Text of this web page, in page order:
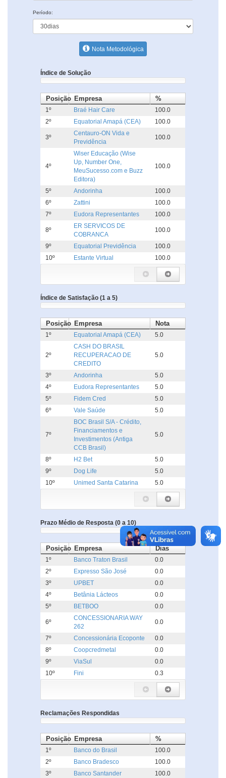
Período:
Nota Metodológica
Índice de Solução
Posição Empresa %
1º Braé Hair Care
100.0
2º
Equatorial Amapá (CEA) 100.0
3º
Centauro-ON Vida e
Previdência
100.0
4º
Wiser Educação (Wise
Up, Number One,
MeuSucesso.com e Buzz
Editora)
100.0
5º Andorinha
100.0
6º
Zattini
100.0
7º
Eudora Representantes 100.0
8º
ER SERVICOS DE
COBRANCA
100.0
9º Equatorial Previdência
100.0
10º
Estante Virtual 100.0
Índice de Satisfação (1 a 5)
Posição Empresa Nota
1º Equatorial Amapá (CEA) 5.0
2º
CASH DO BRASIL
RECUPERACAO DE
CREDITO
5.0
3º Andorinha
5.0
4º
Eudora Representantes
5.0
5º
Fidem Cred
5.0
6º
Vale Saúde 5.0
7º
BOC Brasil S/A - Crédito,
Financiamentos e
Investimentos (Antiga
CCB Brasil)
5.0
8º H2 Bet
5.0
9º
Dog Life
5.0
10º
Unimed Santa Catarina 5.0
Prazo Médio de Resposta (0 a 10)
Posição Empresa Dias
1º Banco Traton Brasil
0.0
2º
Expresso São José
0.0
3º
UPBET
0.0
4º
Betânia Lácteos
0.0
5º
BETBOO 0.0
6º
CONCESSIONARIA WAY
262
0.0
7º Concessionária Ecoponte
0.0
8º
Coopcredmetal
0.0
9º
ViaSul
0.0
10º
Fini 0.3
Reclamações Respondidas
Posição Empresa %
1º Banco do Brasil
100.0
2º
Banco Bradesco
100.0
3º
Banco Santander
100.0